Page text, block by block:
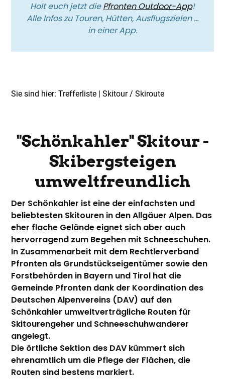
Holt euch jetzt diePfronten Outdoor-App!
Alle Infos zu Touren, Hütten, Ausflugszielen …
in einer App.
Sie sind hier: Trefferliste | Skitour / Skiroute
"Schönkahler" Skitour -
Skibergsteigen
umweltfreundlich
Der Schönkahler ist eine der einfachsten und
beliebtesten Skitouren in den Allgäuer Alpen. Das
eher flache Gelände eignet sich aber auch
hervorragend zum Begehen mit Schneeschuhen.
In Zusammenarbeit mit dem Rechtlerverband
Pfronten als Grundstückseigentümer sowie den
Forstbehörden in Bayern und Tirol hat die
Gemeinde Pfronten dank der Koordination des
Deutschen Alpenvereins (DAV) auf den
Schönkahler umweltverträgliche Routen für
Skitourengeher und Schneeschuhwanderer
angelegt.
Die örtliche Sektion des DAV kümmert sich
ehrenamtlich um die Pflege der Flächen, die
Routen sind bestens markiert.